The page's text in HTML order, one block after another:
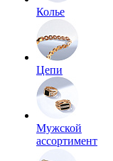
Колье
Цепи
Мужской
ассортимент